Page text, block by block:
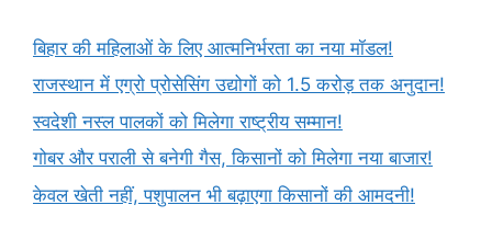
बिहार की महिलाओं के लिए आत्मनिर्भरता का नया मॉडल!
राजस्थान में एग्रो प्रोसेसिंग उद्योगों को 1.5 करोड़ तक अनुदान!
स्वदेशी नस्ल पालकों को मिलेगा राष्ट्रीय सम्मान!
गोबर और पराली से बनेगी गैस, किसानों को मिलेगा नया बाजार!
केवल खेती नहीं, पशुपालन भी बढ़ाएगा किसानों की आमदनी!